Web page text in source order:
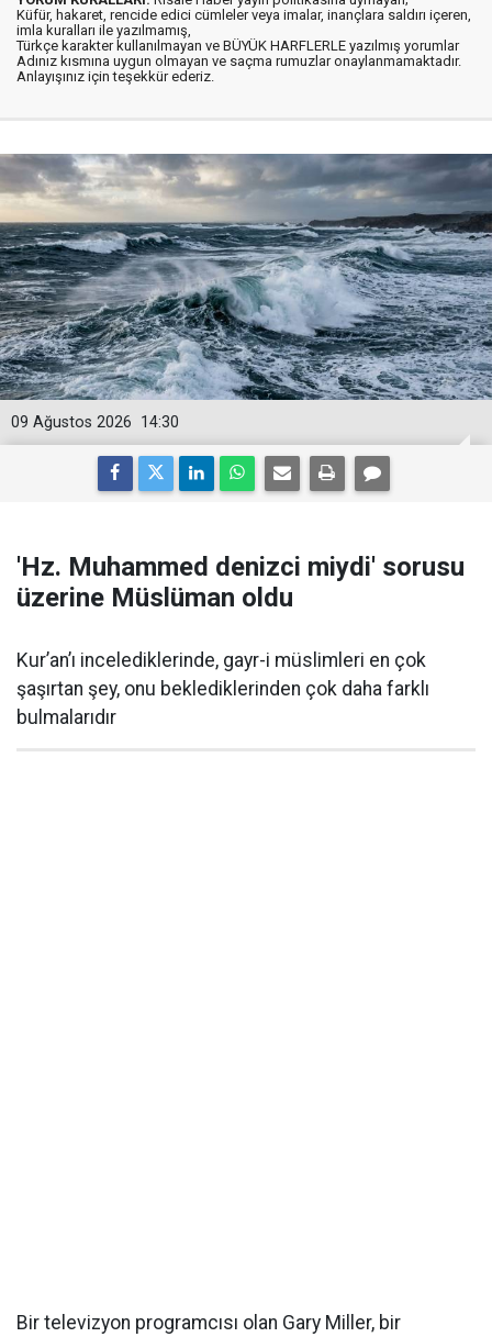
Küfür, hakaret, rencide edici cümleler veya imalar, inançlara saldırı içeren,
imla kuralları ile yazılmamış,
Türkçe karakter kullanılmayan ve BÜYÜK HARFLERLE yazılmış yorumlar
Adınız kısmına uygun olmayan ve saçma rumuzlar onaylanmamaktadır.
Anlayışınız için teşekkür ederiz.
14:30
09 Ağustos 2026
'Hz. Muhammed denizci miydi' sorusu
üzerine Müslüman oldu
Kur’an’ı incelediklerinde, gayr-i müslimleri en çok
şaşırtan şey, onu beklediklerinden çok daha farklı
bulmalarıdır
Bir televizyon programcısı olan Gary Miller, bir